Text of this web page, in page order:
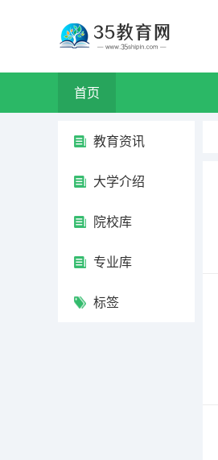
首页
教育资讯
大学介绍
院校库
专业库
标签